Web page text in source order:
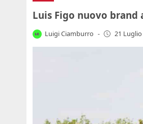
Luis Figo nuovo brand
Luigi Ciamburro - 21 Luglio